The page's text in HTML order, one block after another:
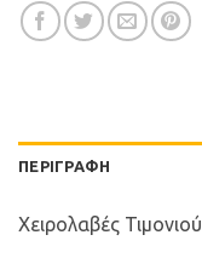
ΠΕΡΙΓΡΑΦΉ
Χειρολαβές